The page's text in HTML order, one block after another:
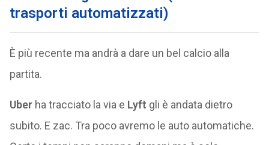
trasporti automatizzati)
È più recente ma andrà a dare un bel calcio alla
partita.
Uber ha tracciato la via e Lyft gli è andata dietro
subito. E zac. Tra poco avremo le auto automatiche.